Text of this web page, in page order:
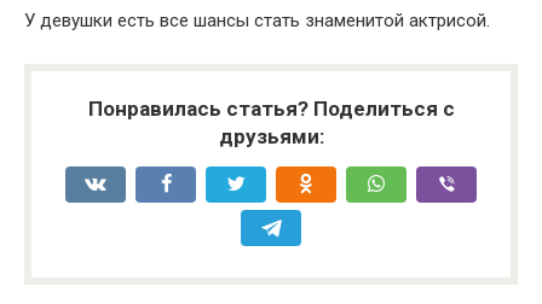
У девушки есть все шансы стать знаменитой актрисой.
Понравилась статья? Поделиться с
друзьями: